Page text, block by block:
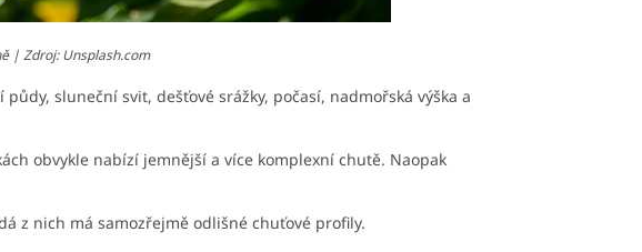
| Zdroj: Unsplash.com
sluneční svit, dešťové srážky, počasí, nadmořská výška a
obvykle nabízí jemnější a více komplexní chutě. Naopak
z nich má samozřejmě odlišné chuťové profily.